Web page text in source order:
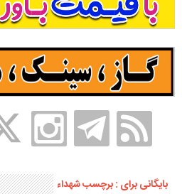
بایگانی برای : برچسب شهداء